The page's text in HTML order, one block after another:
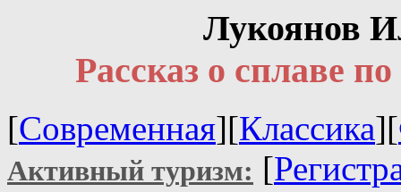
Лукоянов
Рассказ о сплаве
[Современная][Классика][
Активный туризм: [